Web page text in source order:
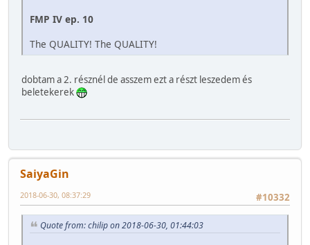
FMP IV ep. 10
The QUALITY! The QUALITY!
dobtam a 2. résznél de asszem ezt a részt leszedem és
beletekerek
SaiyaGin
#10332
2018-06-30, 08:37:29
Quote from: chilip on 2018-06-30, 01:44:03